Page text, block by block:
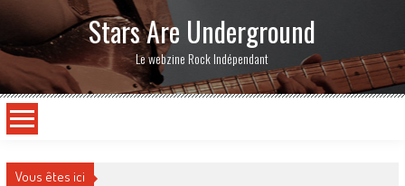
Stars Are Underground
Le webzine Rock Indépendant
Vous êtes ici